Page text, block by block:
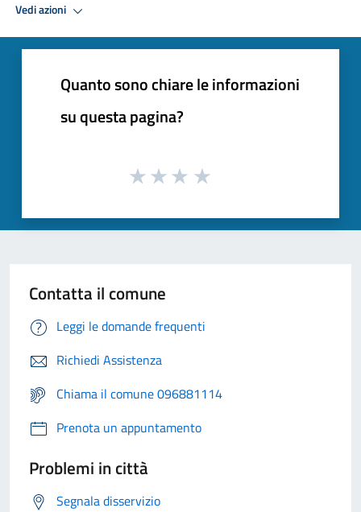
Vedi azioni
Quanto sono chiare le informazioni
su questa pagina?
Contatta il comune
Leggi le domande frequenti
Richiedi Assistenza
Chiama il comune 096881114
Prenota un appuntamento
Problemi in città
Segnala disservizio